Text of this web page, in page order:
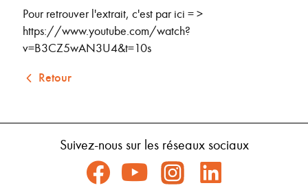
Pour retrouver l'extrait, c'est par ici = >
https://www.youtube.com/watch?
v=B3CZ5wAN3U4&t=10s
Retour
Suivez-nous sur les réseaux sociaux